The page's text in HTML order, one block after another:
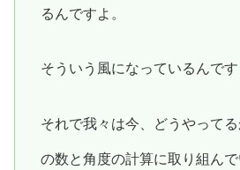
るんですよ。
そういう風になっているんです
それで我々は今、どうやって
の数と角度の計算に取り組んで